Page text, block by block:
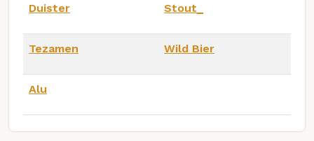
Duister Stout_
Tezamen Wild Bier
Alu